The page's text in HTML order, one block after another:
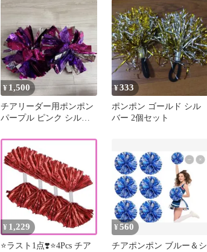
¥ 1,500
チアリーダー用ポンポン
パープル ピンク シルバ
¥333
ポンポン ゴールド シル
バー 2個セット
¥ 1,229
⭐️ラスト1点❣️⭐️4Pcs チア
¥560
チアポンポン ブルー＆シ